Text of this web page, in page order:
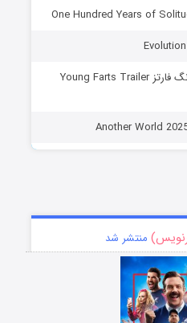
دانلود مستند قطعات تریلر یانگ فارتز Young Farts Trailer
منتشر شد